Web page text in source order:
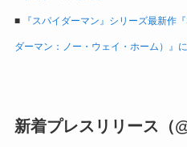
■ 『スパイダーマン』シリーズ最新作
ダーマン：ノー・ウェイ・ホーム）』に
新着プレスリリース（